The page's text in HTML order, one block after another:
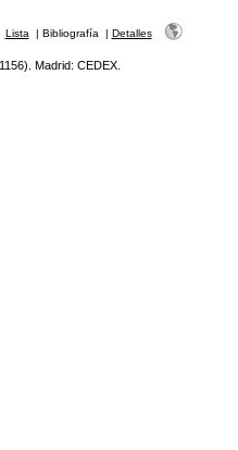
Lista | Bibliografía | Detalles
Madrid: CEDEX.